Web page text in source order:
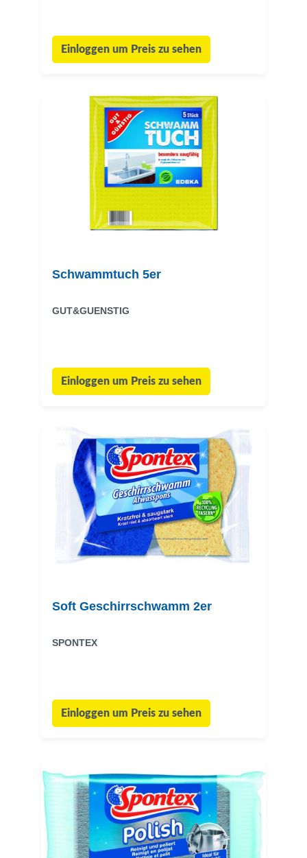
Einloggen um Preis zu sehen
Schwammtuch 5er
GUT&GUENSTIG
Einloggen um Preis zu sehen
Soft Geschirrschwamm 2er
SPONTEX
Einloggen um Preis zu sehen